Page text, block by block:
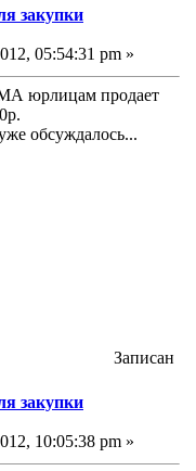
закупки
05:54:31 pm »
юрлицам продает
обсуждалось...
Записан
закупки
10:05:38 pm »